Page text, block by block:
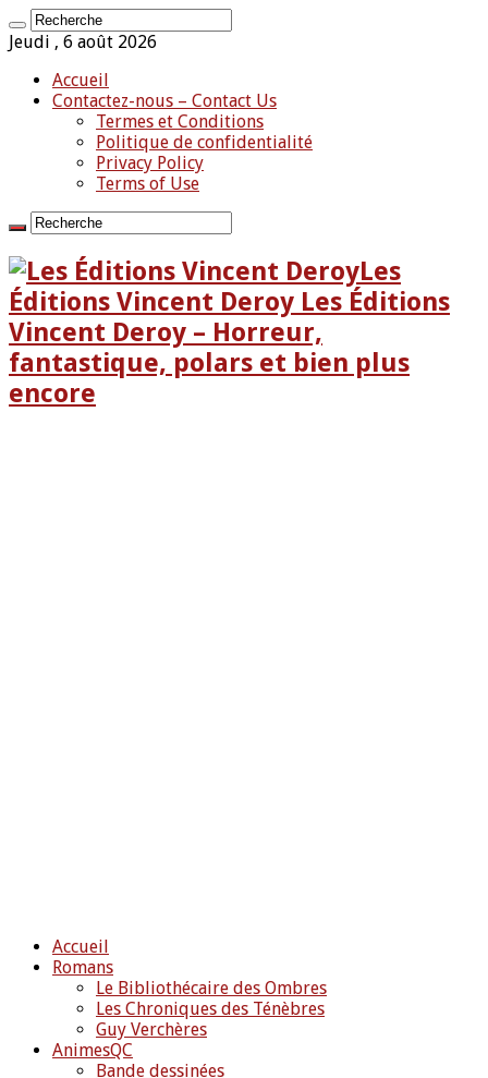
Jeudi , 6 août 2026
Accueil
Contactez-nous – Contact Us
Termes et Conditions
Politique de confidentialité
Privacy Policy
Terms of Use
Les
Éditions Vincent Deroy Les Éditions
Vincent Deroy – Horreur,
fantastique, polars et bien plus
encore
Accueil
Romans
Le Bibliothécaire des Ombres
Les Chroniques des Ténèbres
Guy Verchères
AnimesQC
Bande dessinées